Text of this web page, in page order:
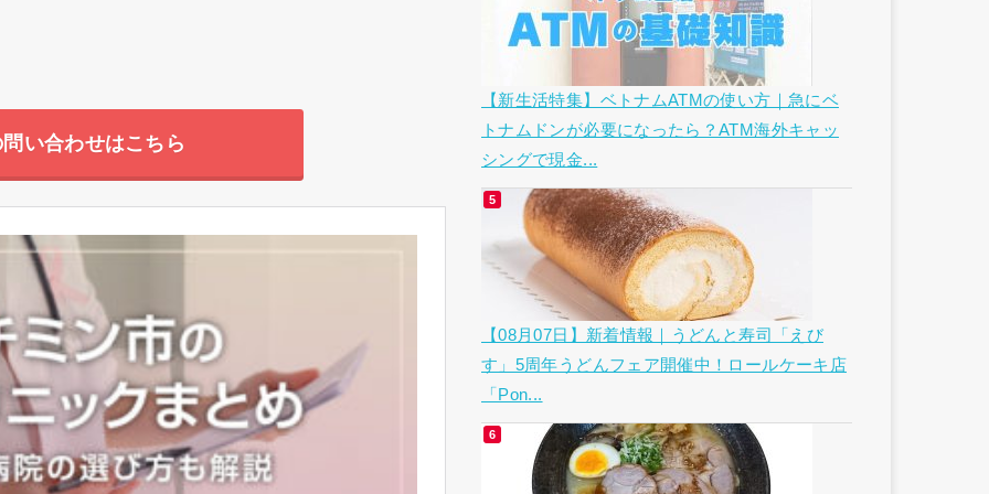
い合わせはこちら
【新生活特集】ベトナムATMの使い方｜急にベ
トナムドンが必要になったら？ATM海外キャッ
シングで現金...
【08月07日】新着情報｜うどんと寿司「えび
す」5周年うどんフェア開催中！ロールケーキ店
「Pon...